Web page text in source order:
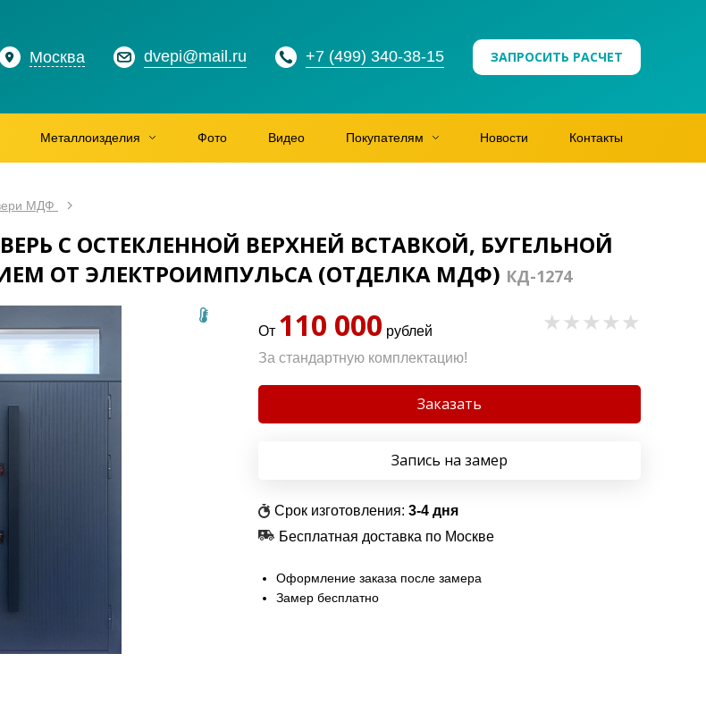
Москва dvepi@mail.ru +7 (499) 340-38-15 ЗАПРОСИТЬ РАСЧЕТ
Металлоизделия Фото Видео Покупателям Новости Контакты
МДФ
С ОСТЕКЛЕННОЙ ВЕРХНЕЙ ВСТАВКОЙ, БУГЕЛЬНОЙ
ОТ ЭЛЕКТРОИМПУЛЬСА (ОТДЕЛКА МДФ) КД-1274
От 110 000 рублей
За стандартную комплектацию!
Заказать
Запись на замер
Срок изготовления: 3-4 дня
Бесплатная доставка по Москве
Оформление заказа после замера
Замер бесплатно